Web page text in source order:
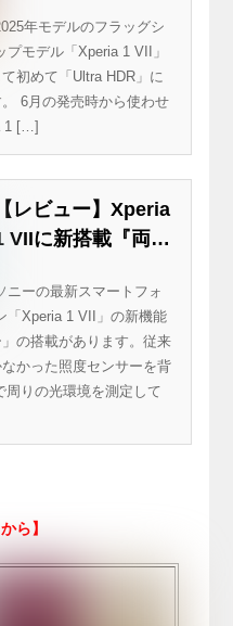
フォト紹介
年モデルのフラッグシ
プモデル「Xperia 1 VII」
初めて「Ultra HDR」に
6月の発売時から使わせ
1 […]
【レビュー】Xperia
VIIに新搭載『両面
を試してみました
ニーの最新スマートフォ
「Xperia 1 VII」の新機能
の搭載があります。従来
かった照度センサーを背
りの光環境を測定して
ら】